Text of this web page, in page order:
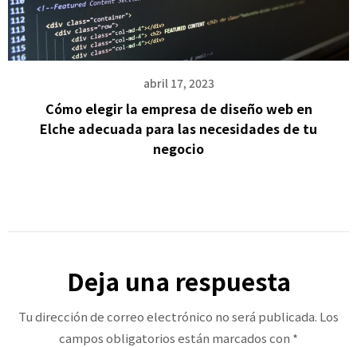
abril 17, 2023
Cómo elegir la empresa de diseño web en
Elche adecuada para las necesidades de tu
negocio
Deja una respuesta
Tu dirección de correo electrónico no será publicada. Los
campos obligatorios están marcados con *